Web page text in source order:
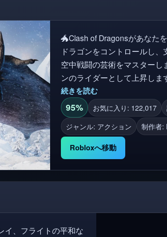
🐲Clash of Dragonsがあなたを
ドラゴンをコントロールし、
空中戦闘の芸術をマスター
ンのライダーとして上昇しますか? 💰 Robloxプレミアムプレイヤーは
報酬を+50%ブーストします このゲームは現在プレアルファ段階にあることに注意
してください。バグや不具合
ースしながら忍耐してください! ✨ 主な機能 🔥 ドラゴンを選んで、栄光
戦おう ⚔️ スピードのあるPvP
👥 チームアップしたり、友
ダーであることを証明しよう
デートと報酬を手に入れよう! タグ: Clash of Dragons, ドラゴンズ, クリーチャー,
カイジュ, PvP, 戦闘, ファン
続きを読む
95% お気に入り: 122,017
ジャンル: アクション
制作者:
Robloxへ移動
イ、フライトの平和な